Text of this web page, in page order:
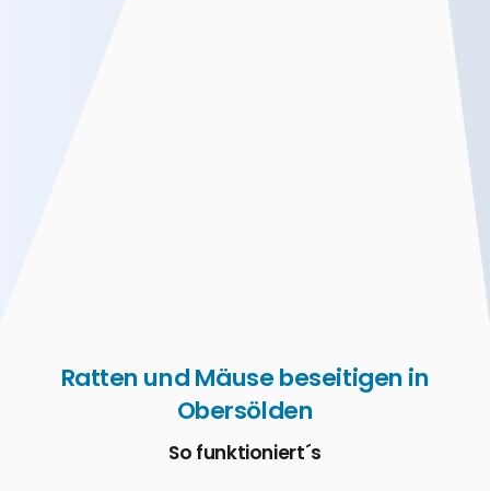
Ratten und Mäuse beseitigen in
Obersölden
So funktioniert´s